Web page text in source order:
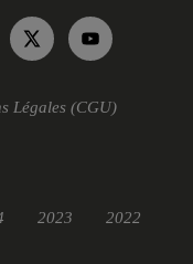
Légales (CGU)
2023 2022